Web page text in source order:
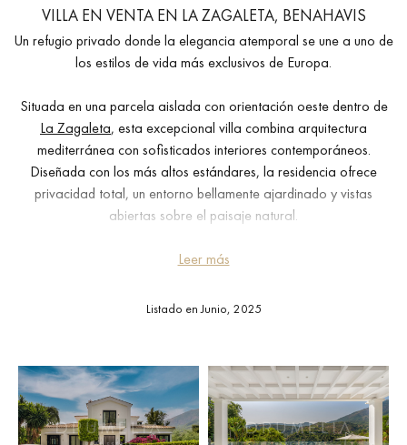
VILLA EN VENTA EN LA ZAGALETA, BENAHAVIS
Un refugio privado donde la elegancia atemporal se une a uno de
los estilos de vida más exclusivos de Europa.
Situada en una parcela aislada con orientación oeste dentro de
La Zagaleta, esta excepcional villa combina arquitectura
mediterránea con sofisticados interiores contemporáneos.
Diseñada con los más altos estándares, la residencia ofrece
privacidad total, un entorno bellamente ajardinado y vistas
abiertas sobre el paisaje natural.
La vivienda cuenta con seis dormitorios y una colección de
salón de planta abierta, cocina gourmet y múltiples zonas de
refinado en toda la casa, fusionando calidez con un lujo discreto.
Una gama de comodidades de estilo de vida eleva aún más la
propiedad, incluyendo bodega, sala de cine, bar, gimnasio, sauna
Leer más
Listado en Junio, 2025